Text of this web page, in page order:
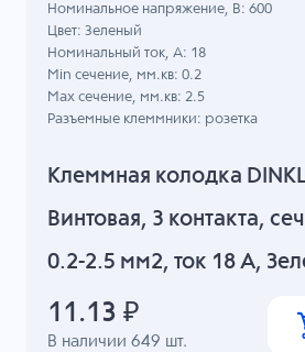
Клеммная колодка
Винтовая, 3 контакта,
0.2-2.5 мм2, ток 18 A,
В наличии649 шт.
Номинальное напряжение, B: 600
Цвет: Зеленый
Номинальный ток, А: 18
Min сечение, мм.кв: 0.2
Max сечение, мм.кв: 2.5
Разъемные клеммники: розетка
11.13 ₽